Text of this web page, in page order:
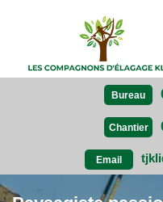
Bureau
Chantier
Email